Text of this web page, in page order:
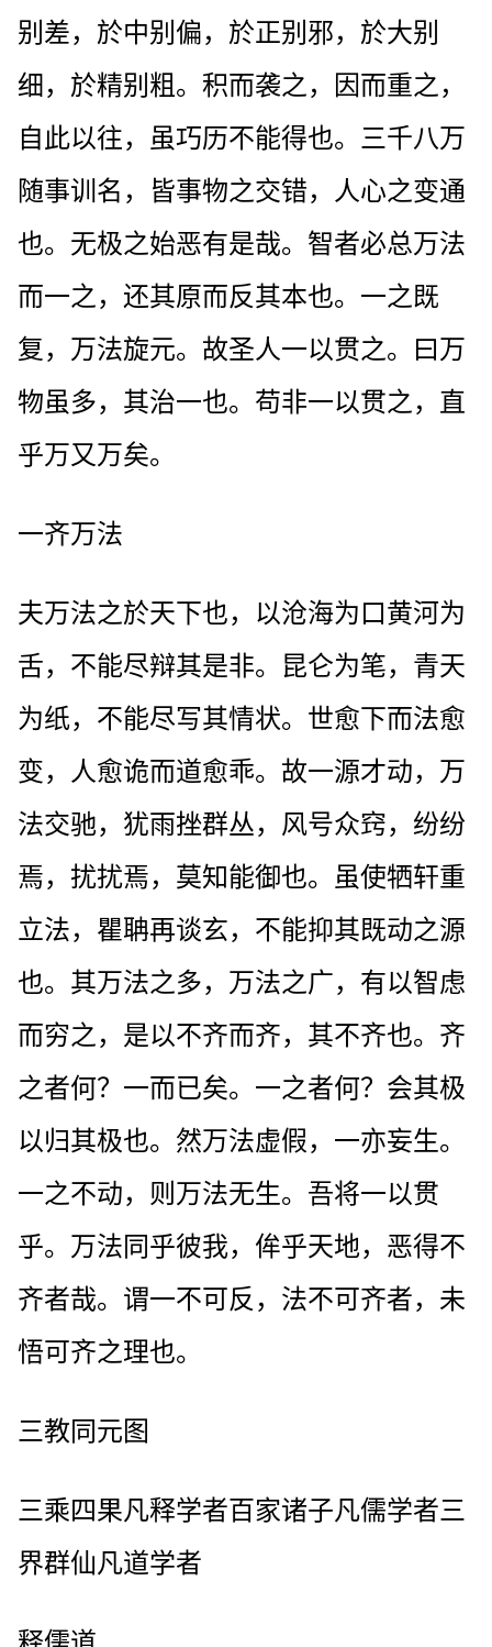
别差，於中别偏，於正别邪，於大别
细，於精别粗。积而袭之，因而重之，
自此以往，虽巧历不能得也。三千八万
随事训名，皆事物之交错，人心之变通
也。无极之始恶有是哉。智者必总万法
而一之，还其原而反其本也。一之既
复，万法旋元。故圣人一以贯之。曰万
物虽多，其治一也。苟非一以贯之，直
乎万又万矣。
一齐万法
夫万法之於天下也，以沧海为口黄河为
舌，不能尽辩其是非。昆仑为笔，青天
为纸，不能尽写其情状。世愈下而法愈
变，人愈诡而道愈乖。故一源才动，万
法交驰，犹雨挫群丛，风号众窍，纷纷
焉，扰扰焉，莫知能御也。虽使牺轩重
立法，瞿聃再谈玄，不能抑其既动之源
也。其万法之多，万法之广，有以智虑
而穷之，是以不齐而齐，其不齐也。齐
之者何？一而已矣。一之者何？会其极
以归其极也。然万法虚假，一亦妄生。
一之不动，则万法无生。吾将一以贯
乎。万法同乎彼我，侔乎天地，恶得不
齐者哉。谓一不可反，法不可齐者，未
悟可齐之理也。
三教同元图
三乘四果凡释学者百家诸子凡儒学者三
界群仙凡道学者